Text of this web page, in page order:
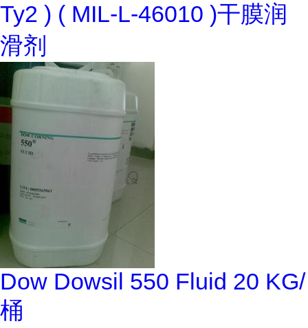
Ty2 ) ( MIL-L-46010 )干膜润
滑剂
Dow Dowsil 550 Fluid 20 KG/
桶